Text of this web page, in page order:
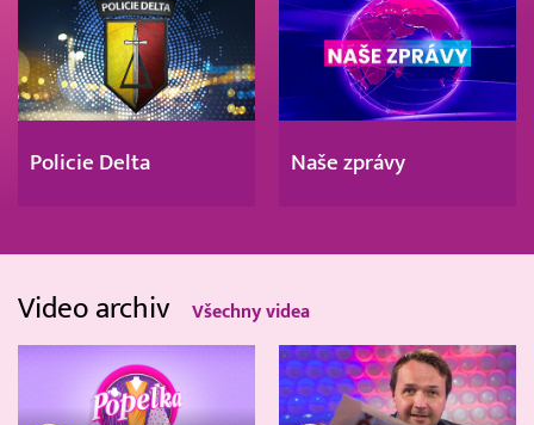
Policie Delta Naše zprávy
Video archiv Všechny videa